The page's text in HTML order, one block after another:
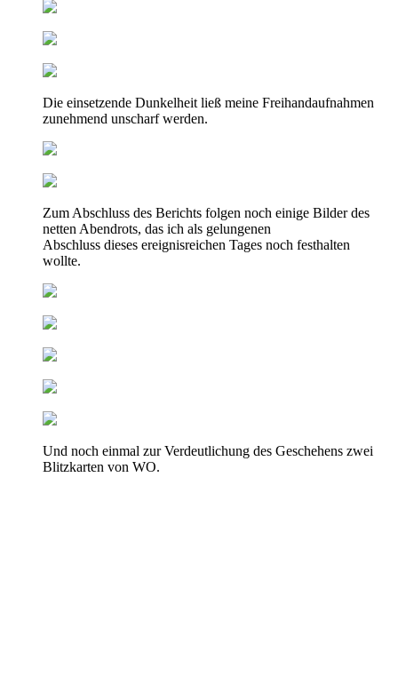
Die einsetzende Dunkelheit ließ meine Freihandaufnahmen
zunehmend unscharf werden.
Zum Abschluss des Berichts folgen noch einige Bilder des
netten Abendrots, das ich als gelungenen
Abschluss dieses ereignisreichen Tages noch festhalten
wollte.
Und noch einmal zur Verdeutlichung des Geschehens zwei
Blitzkarten von WO.